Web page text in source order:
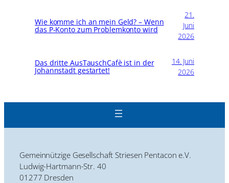
Wie komme ich an mein Geld? – Wenn
das P-Konto zum Problemkonto wird
21.
Juni
2026
Das dritte AusTauschCafè ist in der
Johannstadt gestartet!
14. Juni
2026
Gemeinnützige Gesellschaft Striesen Pentacon e.V.
Ludwig-Hartmann-Str. 40
01277 Dresden